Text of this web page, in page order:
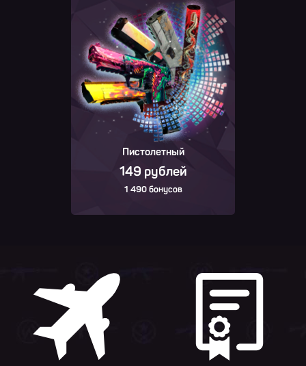
Пистолетный
149 рублей
1 490 бонусов